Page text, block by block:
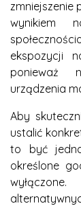
zmniejszenie
wynikiem
ekspozycji
ponieważ
urządzenia
Aby
ustalić
to być
określone